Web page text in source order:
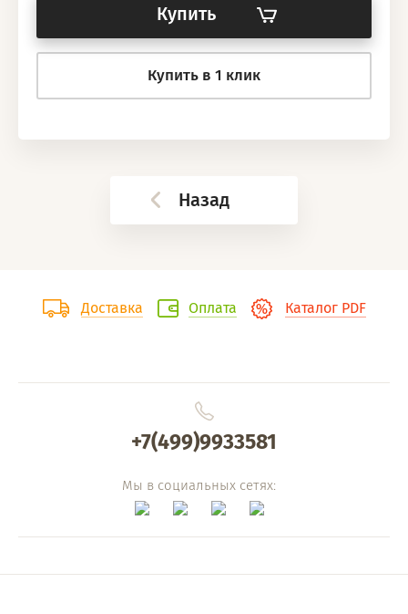
Купить
Купить в 1 клик
Назад
Доставка Оплата Каталог PDF
+7(499)9933581
Мы в социальных сетях: